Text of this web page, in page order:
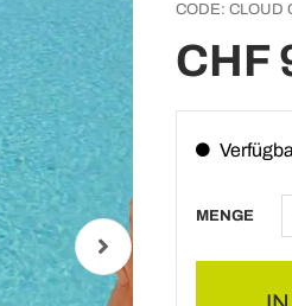
CODE: CLOUD
CHF
MENGE